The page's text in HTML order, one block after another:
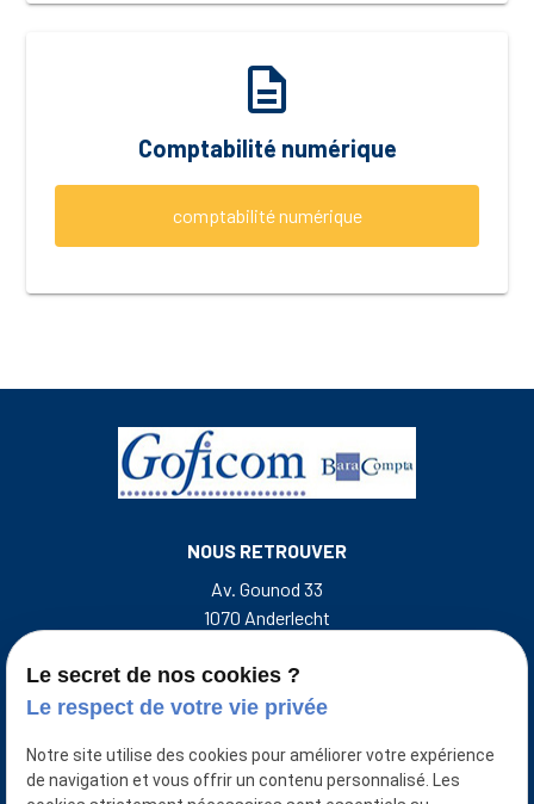
description
Comptabilité numérique
comptabilité numérique
NOUS RETROUVER
Av. Gounod 33
1070 Anderlecht
7500 Tournai Belgique
+32 493 50 38 33
Le secret de nos cookies ?
Le respect de votre vie privée
Notre site utilise des cookies pour améliorer votre expérience
de navigation et vous offrir un contenu personnalisé. Les